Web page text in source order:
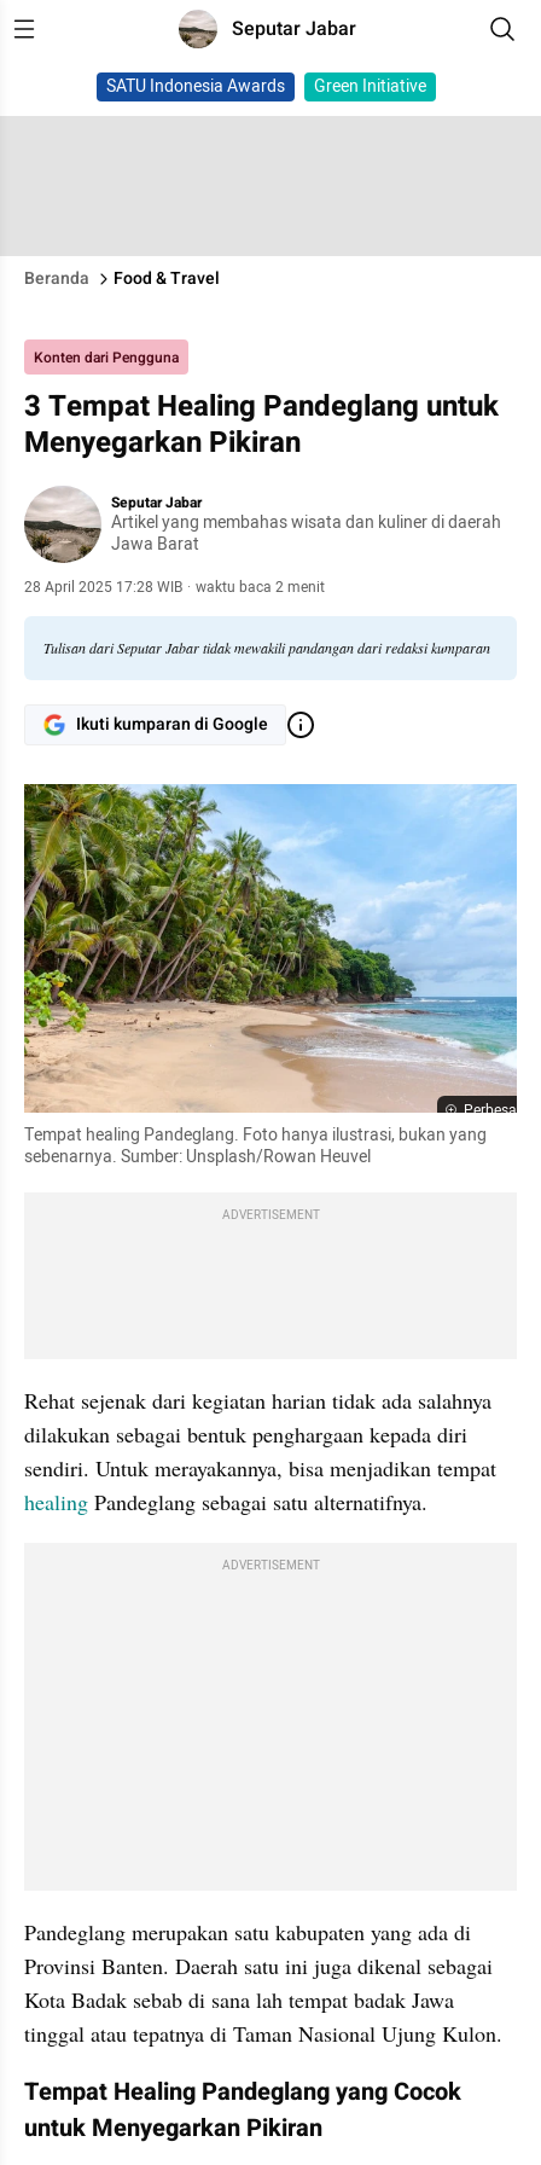
Seputar Jabar
SATU Indonesia Awards Green Initiative
Beranda Food & Travel
Konten dari Pengguna
3 Tempat Healing Pandeglang untuk
Menyegarkan Pikiran
Seputar Jabar
Artikel yang membahas wisata dan kuliner di daerah
Jawa Barat
28 April 2025 17:28 WIB · waktu baca 2 menit
Tulisan dari Seputar Jabar tidak mewakili pandangan dari redaksi kumparan
Ikuti kumparan di Google
Perbesar
Tempat healing Pandeglang. Foto hanya ilustrasi, bukan yang
sebenarnya. Sumber: Unsplash/Rowan Heuvel
ADVERTISEMENT
Rehat sejenak dari kegiatan harian tidak ada salahnya
dilakukan sebagai bentuk penghargaan kepada diri
healing Pandeglang sebagai satu alternatifnya.
ADVERTISEMENT
Pandeglang merupakan satu kabupaten yang ada di
Provinsi Banten. Daerah satu ini juga dikenal sebagai
Kota Badak sebab di sana lah tempat badak Jawa
tinggal atau tepatnya di Taman Nasional Ujung Kulon.
Tempat Healing Pandeglang yang Cocok
untuk Menyegarkan Pikiran